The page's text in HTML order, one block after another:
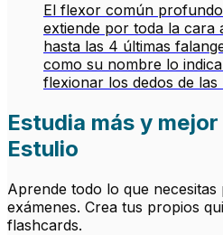
El flexor común
extiende por toda la cara
hasta las 4 últimas
como su nombre lo
flexionar los dedos de las
Estudia más y
Estulio
Aprende todo lo que
exámenes. Crea tus propios
flashcards.